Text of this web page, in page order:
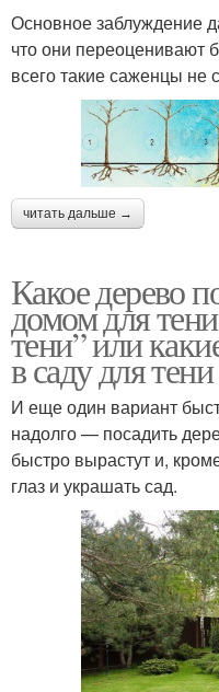
Основное заблуждение
что они
всего такие саженцы
читать дальше →
Какое дерево
домом для
тени” или
в саду для тени
И еще один вариант
надолго — посадить
быстро вырастут и,
глаз и украшать сад.